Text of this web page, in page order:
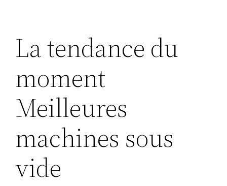
La tendance du
moment
Meilleures
machines sous
vide